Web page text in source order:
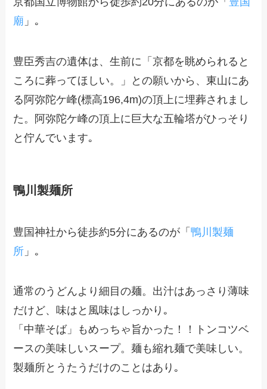
廟 」｡
豊臣秀吉の遺体は、生前に「京都を眺められると
ころに葬ってほしい。」との願いから、東山にあ
る阿弥陀ケ峰(標高196,4m)の頂上に埋葬されまし
た。阿弥陀ケ峰の頂上に巨大な五輪塔がひっそり
と佇んでいます｡
鴨川製麺所
豊国神社から徒歩約5分にあるのが「鴨川製麺
所 」｡
通常のうどんより細目の麺。出汁はあっさり薄味
だけど、味はと風味はしっかり｡
「中華そば」もめっちゃ旨かった！！トンコツベ
ースの美味しいスープ。麺も縮れ麺で美味しい。
製麺所とうたうだけのことはあり｡